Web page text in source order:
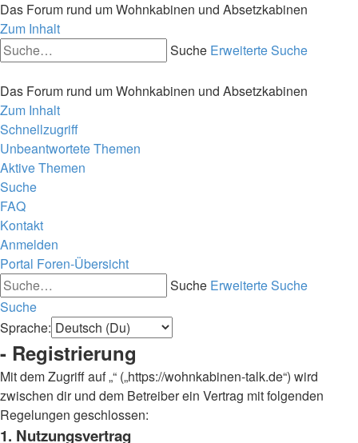
Das Forum rund um Wohnkabinen und Absetzkabinen
Zum Inhalt
Suche Erweiterte Suche
Das Forum rund um Wohnkabinen und Absetzkabinen
Zum Inhalt
Schnellzugriff
Unbeantwortete Themen
Aktive Themen
Suche
FAQ
Kontakt
Anmelden
Portal Foren-Übersicht
Suche Erweiterte Suche
Suche
Sprache:
- Registrierung
Mit dem Zugriff auf „“ („https://wohnkabinen-talk.de“) wird
zwischen dir und dem Betreiber ein Vertrag mit folgenden
Regelungen geschlossen:
1. Nutzungsvertrag